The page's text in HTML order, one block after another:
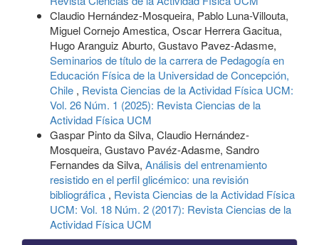
Claudio Hernández-Mosqueira, Pablo Luna-Villouta,
Miguel Cornejo Amestica, Oscar Herrera Gacitua,
Hugo Aranguiz Aburto, Gustavo Pavez-Adasme,
Seminarios de título de la carrera de Pedagogía en
Educación Física de la Universidad de Concepción,
Chile , Revista Ciencias de la Actividad Física UCM:
Vol. 26 Núm. 1 (2025): Revista Ciencias de la
Actividad Física UCM
Gaspar Pinto da Silva, Claudio Hernández-
Mosqueira, Gustavo Pavéz-Adasme, Sandro
Fernandes da Silva, Análisis del entrenamiento
resistido en el perfil glicémico: una revisión
bibliográfica , Revista Ciencias de la Actividad Física
UCM: Vol. 18 Núm. 2 (2017): Revista Ciencias de la
Actividad Física UCM